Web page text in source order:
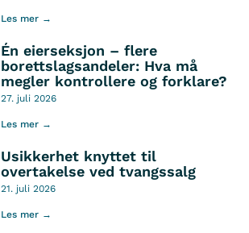
Les mer →
Én eierseksjon – flere
borettslagsandeler: Hva må
megler kontrollere og forklare?
27. juli 2026
Les mer →
Usikkerhet knyttet til
overtakelse ved tvangssalg
21. juli 2026
Les mer →